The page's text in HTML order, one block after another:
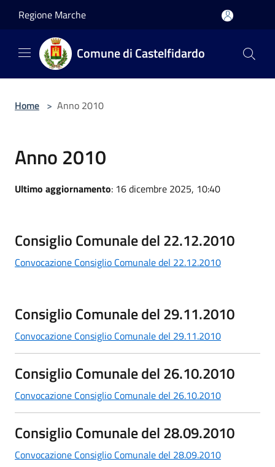
Regione Marche
Comune di Castelfidardo
Home > Anno 2010
Anno 2010
Ultimo aggiornamento: 16 dicembre 2025, 10:40
Consiglio Comunale del 22.12.2010
Convocazione Consiglio Comunale del 22.12.2010
Consiglio Comunale del 29.11.2010
Convocazione Consiglio Comunale del 29.11.2010
Consiglio Comunale del 26.10.2010
Convocazione Consiglio Comunale del 26.10.2010
Consiglio Comunale del 28.09.2010
Convocazione Consiglio Comunale del 28.09.2010